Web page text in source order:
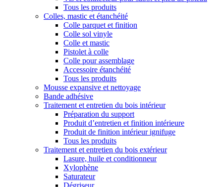
Tous les produits
Colles, mastic et étanchéité
Colle parquet et finition
Colle sol vinyle
Colle et mastic
Pistolet à colle
Colle pour assemblage
Accessoire étanchéité
Tous les produits
Mousse expansive et nettoyage
Bande adhésive
Traitement et entretien du bois intérieur
Préparation du support
Produit d’entretien et finition intérieure
Produit de finition intérieur ignifuge
Tous les produits
Traitement et entretien du bois extérieur
Lasure, huile et conditionneur
Xylophène
Saturateur